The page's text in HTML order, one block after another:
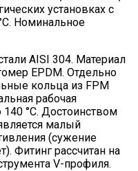
установках с
Номинальное
AISI 304. Материал
EPDM. Отдельно
кольца из FPM
рабочая
140 °С. Достоинством
малый
(сужение
Фитинг рассчитан на
V-профиля.